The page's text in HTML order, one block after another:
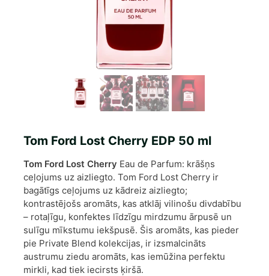
Tom Ford Lost Cherry EDP 50 ml
Tom Ford Lost Cherry Eau de Parfum: krāšņs
ceļojums uz aizliegto. Tom Ford Lost Cherry ir
bagātīgs ceļojums uz kādreiz aizliegto;
kontrastējošs aromāts, kas atklāj vilinošu divdabību
– rotaļīgu, konfektes līdzīgu mirdzumu ārpusē un
sulīgu mīkstumu iekšpusē. Šis aromāts, kas pieder
pie Private Blend kolekcijas, ir izsmalcināts
austrumu ziedu aromāts, kas iemūžina perfektu
mirkli, kad tiek iecirsts ķiršā.